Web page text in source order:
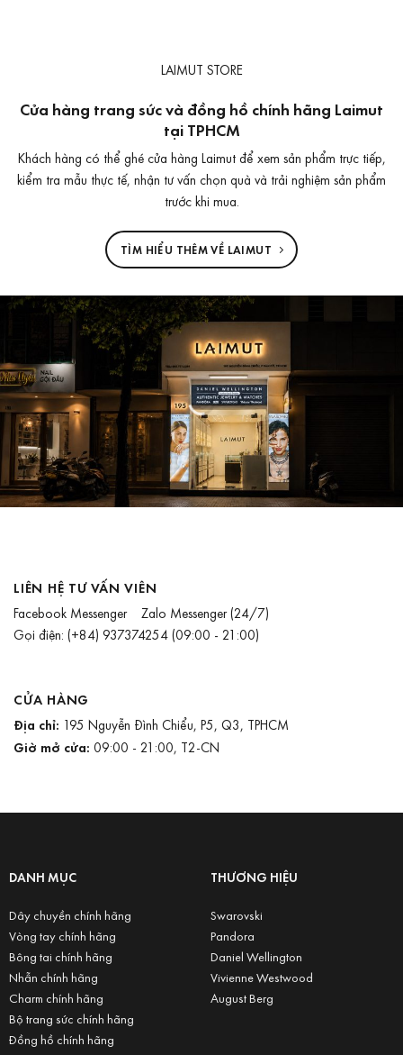
LAIMUT STORE
Cửa hàng trang sức và đồng hồ chính hãng Laimut
tại TPHCM
Khách hàng có thể ghé cửa hàng Laimut để xem sản phẩm trực tiếp,
kiểm tra mẫu thực tế, nhận tư vấn chọn quà và trải nghiệm sản phẩm
trước khi mua.
TÌM HIỂU THÊM VỀ LAIMUT
LIÊN HỆ TƯ VẤN VIÊN
Facebook Messenger Zalo Messenger(24/7)
Gọi điện: (+84) 937374254(09:00 - 21:00)
CỬA HÀNG
Địa chỉ: 195 Nguyễn Đình Chiểu, P5, Q3, TPHCM
Giờ mở cửa: 09:00 - 21:00, T2-CN
DANH MỤC
Dây chuyền chính hãng
Vòng tay chính hãng
Bông tai chính hãng
Nhẫn chính hãng
Charm chính hãng
Bộ trang sức chính hãng
Đồng hồ chính hãng
THƯƠNG HIỆU
Swarovski
Pandora
Daniel Wellington
Vivienne Westwood
August Berg